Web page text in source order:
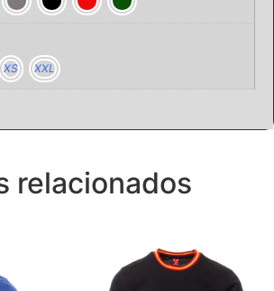
XS XXL
relacionados